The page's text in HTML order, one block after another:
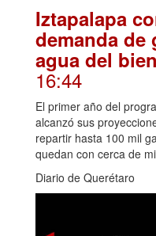
Iztapalapa
demanda de
agua del
16:44
El primer año del
alcanzó sus
repartir hasta 100 mil
quedan con cerca de
Diario de Querétaro